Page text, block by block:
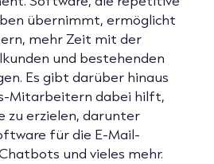
übernimmt, ermöglicht
mehr Zeit mit der
und bestehenden
Es gibt darüber hinaus
Mitarbeitern dabei hilft,
zu erzielen, darunter
für die E-Mail-
und vieles mehr.